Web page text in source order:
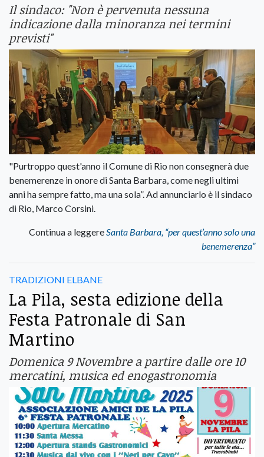
Il sindaco: "Non è pervenuta nessuna
indicazione dalla minoranza nei termini
previsti"
"Purtroppo quest'anno il Comune di Rio non consegnerà due
benemerenze in onore di Santa Barbara, come negli ultimi
anni ha sempre fatto, ma una sola”. Ad annunciarlo è il sindaco
di Rio, Marco Corsini.
Continua a leggere Santa Barbara, “per quest’anno solo una
benemerenza”
TRADIZIONI ELBANE
La Pila, sesta edizione della
Festa Patronale di San
Martino
Domenica 9 Novembre a partire dalle ore 10
mercatini, musica ed enogastronomia